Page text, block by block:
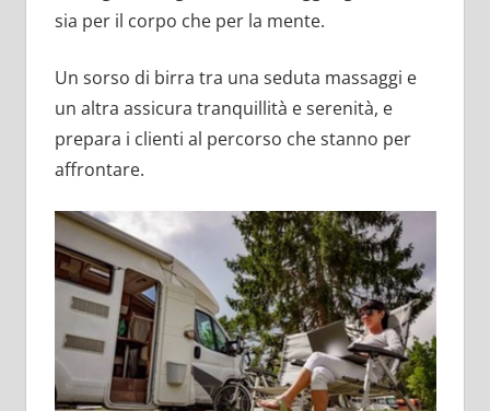
sia per il corpo che per la mente.
Un sorso di birra tra una seduta massaggi e
un altra assicura tranquillità e serenità, e
prepara i clienti al percorso che stanno per
affrontare.